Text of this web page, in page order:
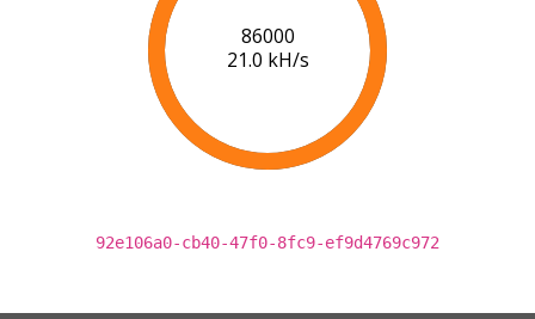
86000
21.0 kH/s
92e106a0-cb40-47f0-8fc9-ef9d4769c972